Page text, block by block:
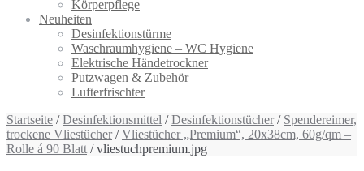
Körperpflege
Neuheiten
Desinfektionstürme
Waschraumhygiene – WC Hygiene
Elektrische Händetrockner
Putzwagen & Zubehör
Lufterfrischter
Startseite /Desinfektionsmittel /Desinfektionstücher/ Spendereimer,
trockene Vliestücher/Vliestücher „Premium“, 20x38cm, 60g/qm –
Rolle á 90 Blatt / vliestuchpremium.jpg